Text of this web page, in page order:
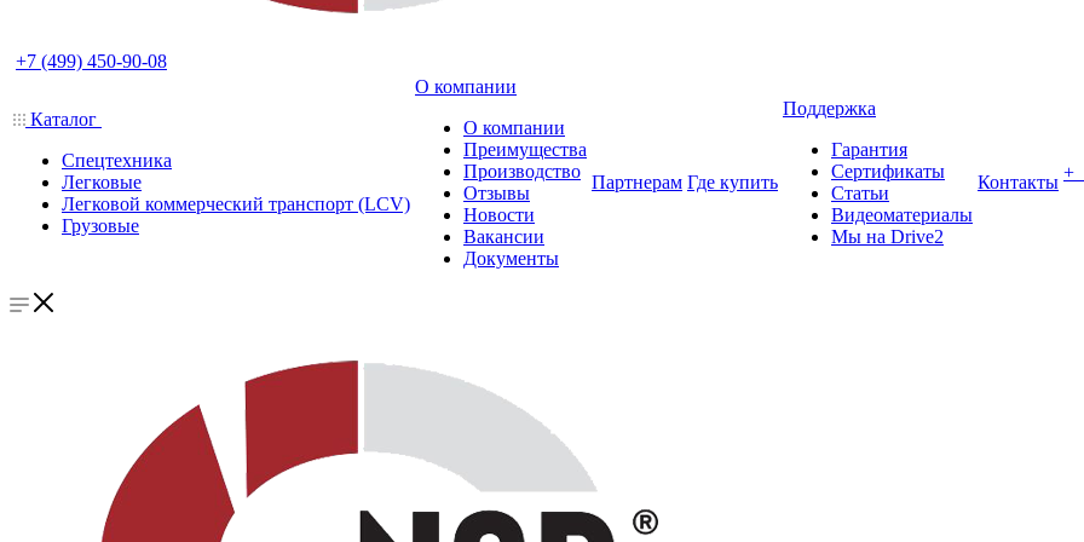
+7 (499) 450-90-08
Каталог
Спецтехника
Легковые
Легковой коммерческий транспорт (LCV)
Грузовые
О компании
О компании
Преимущества
Производство
Отзывы
Новости
Вакансии
Документы
Партнерам Где купить
Поддержка
Гарантия
Сертификаты
Статьи
Видеоматериалы
Мы на Drive2
Контакты +